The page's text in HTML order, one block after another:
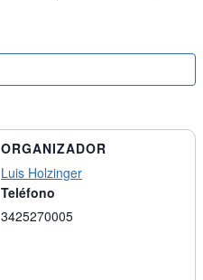
ORGANIZADOR
Luis Holzinger
Teléfono
3425270005